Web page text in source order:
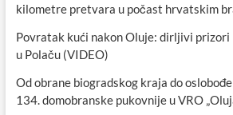
kilometre pretvara u počast hrvatskim
Povratak kući nakon Oluje: dirljivi
u Polaču (VIDEO)
Od obrane biogradskog kraja do
134. domobranske pukovnije u VRO